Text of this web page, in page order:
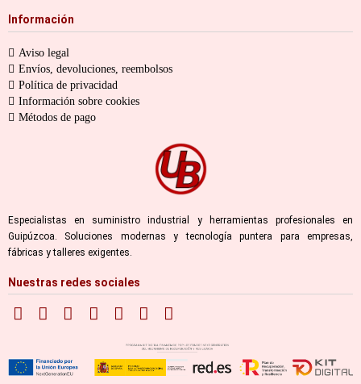
Información
Aviso legal
Envíos, devoluciones, reembolsos
Política de privacidad
Información sobre cookies
Métodos de pago
Especialistas en suministro industrial y herramientas profesionales en
Guipúzcoa. Soluciones modernas y tecnología puntera para empresas,
fábricas y talleres exigentes.
Nuestras redes sociales